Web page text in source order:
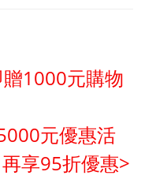
1000元購物
元優惠活
享95折優惠>